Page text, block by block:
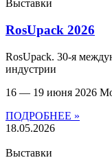
Выставки
RosUpack 2026
RosUpack. 30-я
индустрии
16 — 19 июня 2026
ПОДРОБНЕЕ »
18.05.2026
Выставки